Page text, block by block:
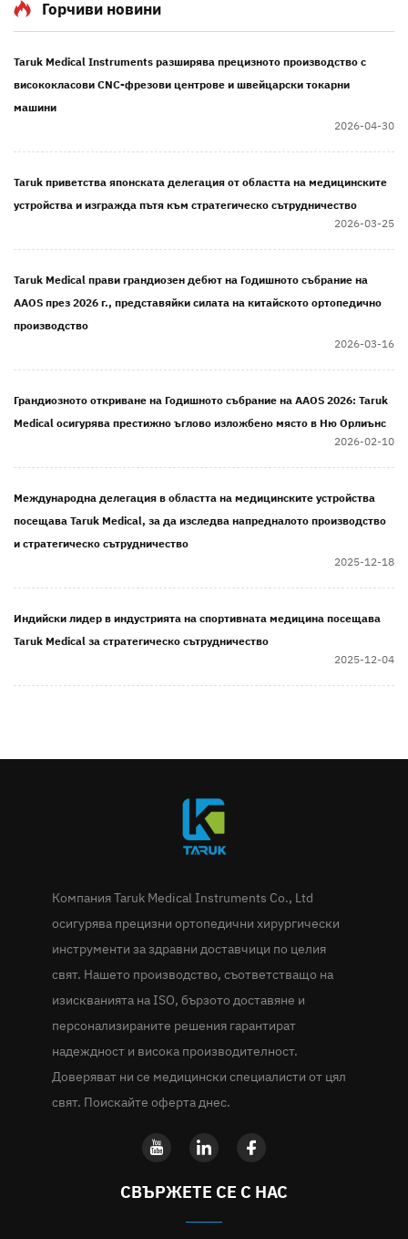
Горчиви новини
Taruk Medical Instruments разширява прецизното производство с
висококласови CNC-фрезови центрове и швейцарски токарни
машини
2026-04-30
Taruk приветства японската делегация от областта на медицинските
устройства и изгражда пътя към стратегическо сътрудничество
2026-03-25
Taruk Medical прави грандиозен дебют на Годишното събрание на
AAOS през 2026 г., представяйки силата на китайското ортопедично
производство
2026-03-16
Грандиозното откриване на Годишното събрание на AAOS 2026: Taruk
Medical осигурява престижно ъглово изложбено място в Ню Орлиънс
2026-02-10
Международна делегация в областта на медицинските устройства
посещава Taruk Medical, за да изследва напредналото производство
и стратегическо сътрудничество
2025-12-18
Индийски лидер в индустрията на спортивната медицина посещава
Taruk Medical за стратегическо сътрудничество
2025-12-04
Компания Taruk Medical Instruments Co., Ltd
осигурява прецизни ортопедични хирургически
инструменти за здравни доставчици по целия
свят. Нашето производство, съответстващо на
изискванията на ISO, бързото доставяне и
персонализираните решения гарантират
надеждност и висока производителност.
Доверяват ни се медицински специалисти от цял
свят. Поискайте оферта днес.
СВЪРЖЕТЕ СЕ С НАС